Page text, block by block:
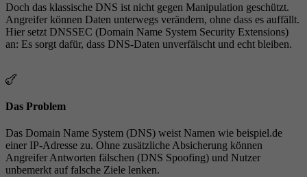
Doch das klassische DNS ist nicht gegen Manipulation geschützt.
Angreifer können Daten unterwegs verändern, ohne dass es auffällt.
Hier setzt DNSSEC (Domain Name System Security Extensions)
an: Es sorgt dafür, dass DNS-Daten unverfälscht und echt bleiben.
Das Problem
Das Domain Name System (DNS) weist Namen wie beispiel.de
einer IP-Adresse zu. Ohne zusätzliche Absicherung können
Angreifer Antworten fälschen (DNS Spoofing) und Nutzer
unbemerkt auf falsche Ziele lenken.